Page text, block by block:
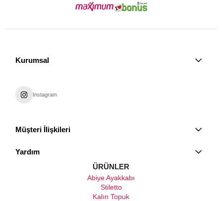
Kurumsal
Instagram
Müşteri İlişkileri
Yardım
ÜRÜNLER
Abiye Ayakkabı
Stiletto
Kalın Topuk